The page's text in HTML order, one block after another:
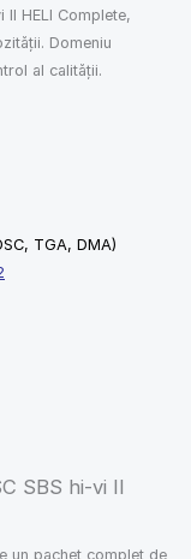
II HELI Complete,
Domeniu
al calității.
TGA, DMA)
SBS hi-vi II
un pachet complet de